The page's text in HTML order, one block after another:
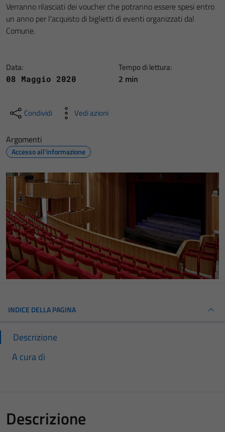
Verranno rilasciati dei voucher che potranno essere spesi entro
un anno per l'acquisto di biglietti di eventi organizzati dal
Comune.
Data:
08 Maggio 2020
Tempo di lettura:
2 min
Condividi Vedi azioni
Argomenti
Accesso all'informazione
INDICE DELLA PAGINA
Descrizione
A cura di
Descrizione